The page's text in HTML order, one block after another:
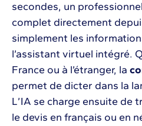
secondes, un
complet directement
simplement les
l’assistant virtuel intégré.
France ou à l’étranger, la
permet de dicter dans la
L’IA se charge ensuite de
le devis en français ou en